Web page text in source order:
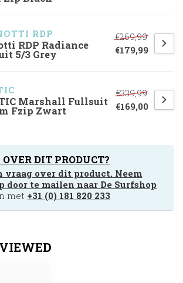
RDP
RDP Radiance
5/3 Grey
€269,99
€179,99
Marshall Fullsuit
Fzip Zwart
€339,99
€169,00
DIT PRODUCT?
vraag over dit product. Neem
door te mailen naar De Surfshop
met +31 (0) 181 820 233